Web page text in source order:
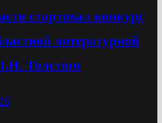
стартовал конкурс
литературной
Толстого